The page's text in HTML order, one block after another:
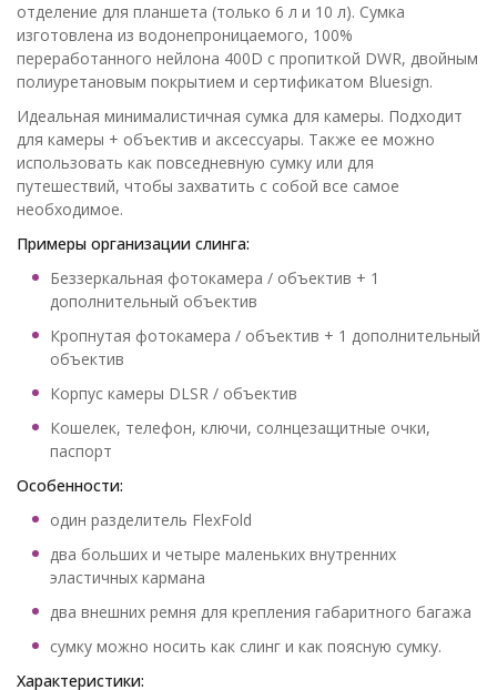
отделение для планшета (только 6 л и 10 л). Сумка
изготовлена из водонепроницаемого, 100%
переработанного нейлона 400D с пропиткой DWR, двойным
полиуретановым покрытием и сертификатом Bluesign.
Идеальная минималистичная сумка для камеры. Подходит
для камеры + объектив и аксессуары. Также ее можно
использовать как повседневную сумку или для
путешествий, чтобы захватить с собой все самое
необходимое.
Примеры организации слинга:
Беззеркальная фотокамера / объектив + 1
дополнительный объектив
Кропнутая фотокамера / объектив + 1 дополнительный
объектив
Корпус камеры DLSR / объектив
Кошелек, телефон, ключи, солнцезащитные очки,
паспорт
Особенности:
один разделитель FlexFold
два больших и четыре маленьких внутренних
эластичных кармана
два внешних ремня для крепления габаритного багажа
сумку можно носить как слинг и как поясную сумку.
Характеристики: